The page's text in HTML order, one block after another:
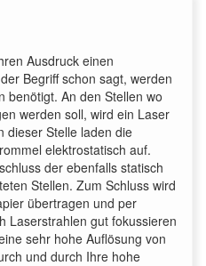
Ausdruck einen
Begriff schon sagt, werden
benötigt. An den Stellen wo
werden soll, wird ein Laser
dieser Stelle laden die
elektrostatisch auf.
der ebenfalls statisch
Stellen. Zum Schluss wird
übertragen und per
Laserstrahlen gut fokussieren
sehr hohe Auflösung von
und durch Ihre hohe